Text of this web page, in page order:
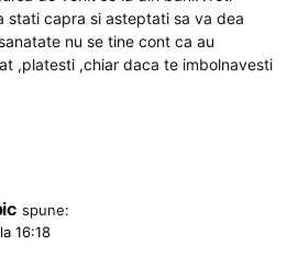
stati capra si asteptati sa va dea
nu se tine cont ca au
,platesti ,chiar daca te imbolnavesti
spune:
16:18